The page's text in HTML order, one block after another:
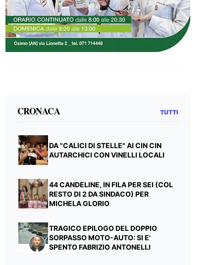
CRONACA TUTTI
DA "CALICI DI STELLE" AI CIN CIN
AUTARCHICI CON VINELLI LOCALI
44 CANDELINE, IN FILA PER SEI (COL
RESTO DI 2 DA SINDACO) PER
MICHELA GLORIO
TRAGICO EPILOGO DEL DOPPIO
SORPASSO MOTO-AUTO: SI E'
SPENTO FABRIZIO ANTONELLI